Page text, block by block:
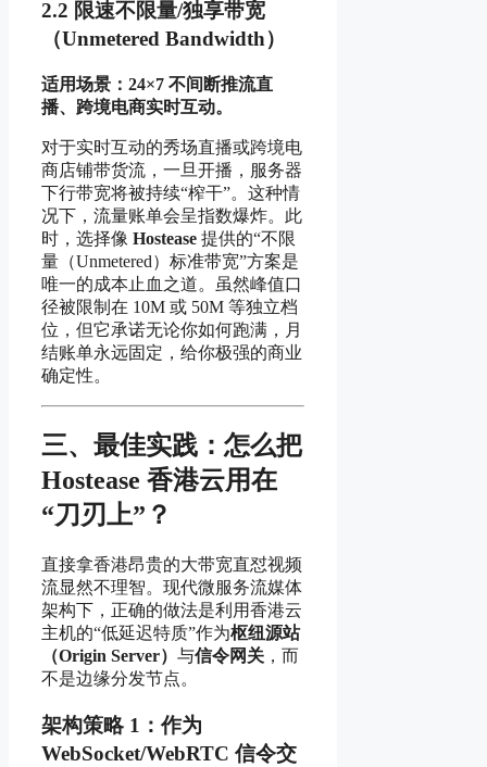
2.2 限速不限量/独享带宽
（Unmetered Bandwidth）
适用场景：24×7 不间断推流直
播、跨境电商实时互动。
对于实时互动的秀场直播或跨境电
商店铺带货流，一旦开播，服务器
下行带宽将被持续“榨干”。这种情
况下，流量账单会呈指数爆炸。此
时，选择像 Hostease 提供的“不限
量（Unmetered）标准带宽”方案是
唯一的成本止血之道。虽然峰值口
径被限制在 10M 或 50M 等独立档
位，但它承诺无论你如何跑满，月
结账单永远固定，给你极强的商业
确定性。
三、最佳实践：怎么把
Hostease 香港云用在
“刀刃上”？
直接拿香港昂贵的大带宽直怼视频
流显然不理智。现代微服务流媒体
架构下，正确的做法是利用香港云
主机的“低延迟特质”作为枢纽源站
（Origin Server） 与信令网关 ，而
不是边缘分发节点。
架构策略 1：作为
WebSocket/WebRTC 信令交